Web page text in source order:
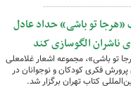
«هرجا تو باشی» حداد عادل
ناشران الگوسازی کند
تو باشی»، مجموعه اشعار غلامعلی
پرورش فکری کودکان و نوجوانان در
کتاب تهران برگزار شد.